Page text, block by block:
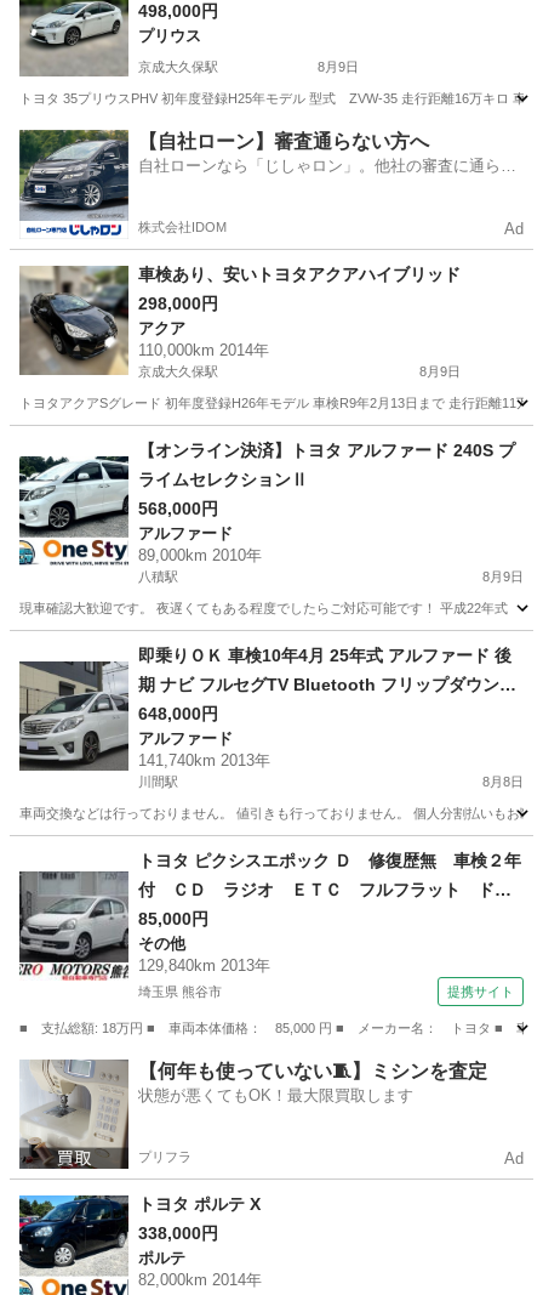
498,000円
プリウス
京成大久保駅 8月9日
トヨタ 35プリウスPHV 初年度登録H25年モデル 型式 ZVW-35 走行距離16万キロ 車
千葉 習志野市 京成大久保駅 プリウス
【自社ローン】審査通らない方へ
自社ローンなら「じしゃロン」。他社の審査に通らな
株式会社IDOM Ad
車検あり、安いトヨタアクアハイブリッド
298,000円
アクア
110,000km 2014年
京成大久保駅 8月9日
トヨタアクアSグレード 初年度登録H26年モデル 車検R9年2月13日まで 走行距離11
京成大久保駅 アクア
【オンライン決済】トヨタ アルファード 240S プ
ライムセレクションⅡ
568,000円
アルファード
89,000km 2010年
八積駅 8月9日
現車確認大歓迎です。 夜遅くてもある程度でしたらご対応可能です！ 平成22年式
八積駅 アルファード トヨタヴォクシー
即乗りＯＫ 車検10年4月 25年式 アルファード 後
期 ナビ フルセグTV Bluetooth フリップダウンモ
ニター バックモニター 両側パワスラ パワーバッ
クドア スマートキー クルコン HIDライト HIDフォ
グ ETC ドラレコ
648,000円
アルファード
141,740km 2013年
川間駅 8月8日
車両交換などは行っておりません。 値引きも行っておりません。 個人分割払いもお
川間駅 アルファード 車両
トヨタ ピクシスエポック Ｄ 修復歴無 車検２年
付 ＣＤ ラジオ ＥＴＣ フルフラット ドア
バイザー ライトレベライザー アルミホイー
ル ＡＢＳ タイミングチェーン式 フロアマッ
ト エアバッグ （なし）
85,000円
その他
129,840km 2013年
埼玉県 熊谷市 提携サイト
■ 支払総額: 18万円 ■ 車両本体価格： 85,000 円 ■ メーカー名： トヨタ ■
埼玉 熊谷市 その他
【何年も使っていない🧵】ミシンを査定
状態が悪くてもOK！最大限買取します
プリフラ Ad
トヨタ ポルテ X
338,000円
ポルテ
82,000km 2014年